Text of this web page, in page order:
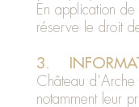
En application
réserve le droit
3.
Château d'Arche
notamment leur